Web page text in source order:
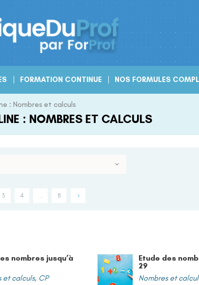
FORMATION CONTINUE NOS FORMULES
: Nombres et calculs
: NOMBRES ET CALCULS
3 4 … 8
nombres jusqu’à
et calculs, CP
Etude des
29
Nombres et